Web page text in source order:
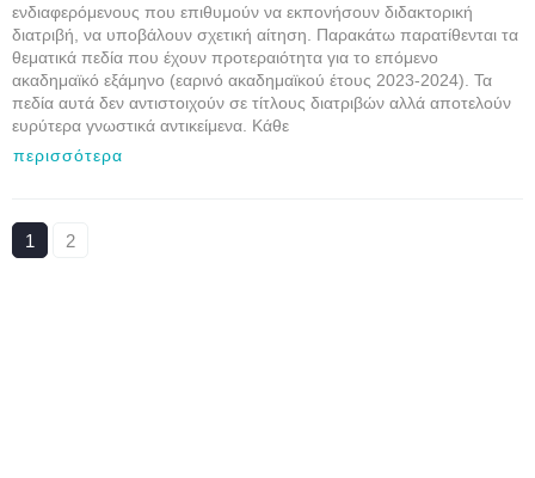
ενδιαφερόμενους που επιθυμούν να εκπονήσουν διδακτορική
διατριβή, να υποβάλουν σχετική αίτηση. Παρακάτω παρατίθενται τα
θεματικά πεδία που έχουν προτεραιότητα για το επόμενο
ακαδημαϊκό εξάμηνο (εαρινό ακαδημαϊκού έτους 2023-2024). Τα
πεδία αυτά δεν αντιστοιχούν σε τίτλους διατριβών αλλά αποτελούν
ευρύτερα γνωστικά αντικείμενα. Κάθε
περισσότερα
1 2